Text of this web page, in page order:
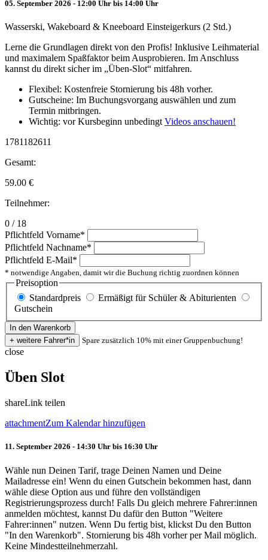
05. September 2026 - 12:00 Uhr bis 14:00 Uhr
Wasserski, Wakeboard & Kneeboard Einsteigerkurs (2 Std.)
Lerne die Grundlagen direkt von den Profis! Inklusive Leihmaterial
und maximalem Spaßfaktor beim Ausprobieren. Im Anschluss
kannst du direkt sicher im „Üben-Slot“ mitfahren.
Flexibel: Kostenfreie Stornierung bis 48h vorher.
Gutscheine: Im Buchungsvorgang auswählen und zum
Termin mitbringen.
Wichtig: vor Kursbeginn unbedingt Videos anschauen!
1781182611
Gesamt:
59.00 €
Teilnehmer:
0 / 18
Pflichtfeld Vorname*
Pflichtfeld Nachname*
Pflichtfeld E-Mail*
* notwendige Angaben, damit wir die Buchung richtig zuordnen können
Preisoption
Standardpreis
Ermäßigt für Schüler & Abiturienten
Gutschein
Spare zusätzlich 10% mit einer Gruppenbuchung!
close
Üben Slot
shareLink teilen
attachmentZum Kalendar hinzufügen
11. September 2026 - 14:30 Uhr bis 16:30 Uhr
Wähle nun Deinen Tarif, trage Deinen Namen und Deine
Mailadresse ein! Wenn du einen Gutschein bekommen hast, dann
wähle diese Option aus und führe den vollständigen
Registrierungsprozess durch! Falls Du gleich mehrere Fahrer:innen
anmelden möchtest, kannst Du dafür den Button "Weitere
Fahrer:innen" nutzen. Wenn Du fertig bist, klickst Du den Button
"In den Warenkorb". Stornierung bis 48h vorher per Mail möglich.
Keine Mindestteilnehmerzahl.